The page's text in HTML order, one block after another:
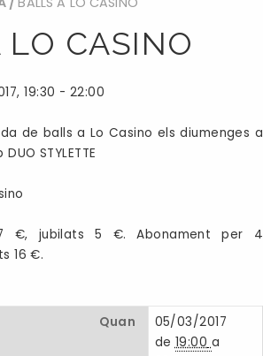
LO CASINO
19:30 - 22:00
de balls a Lo Casino els diumenges a
STYLETTE
7 €, jubilats 5 €. Abonament per 4
16 €.
Quan
05/03/2017
de 19:00 a